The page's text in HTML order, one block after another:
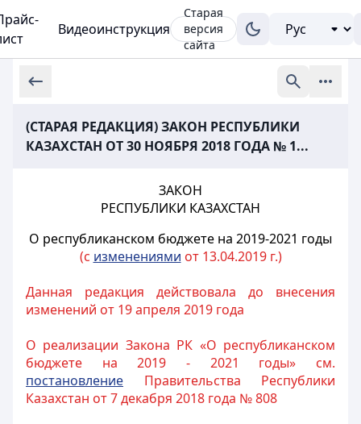
Видеоинструкция
Старая
версия
сайта
(СТАРАЯ РЕДАКЦИЯ) ЗАКОН РЕСПУБЛИКИ
КАЗАХСТАН ОТ 30 НОЯБРЯ 2018 ГОДА № 1...
ЗАКОН
РЕСПУБЛИКИ КАЗАХСТАН
О республиканском бюджете на 2019-2021 годы
(с изменениями от 13.04.2019 г.)
Данная редакция действовала до внесения
изменений от 19 апреля 2019 года
О реализации Закона РК «О республиканском
бюджете на 2019 - 2021 годы» см.
постановление Правительства Республики
Казахстан от 7 декабря 2018 года № 808